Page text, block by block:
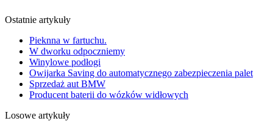
Ostatnie artykuły
Pieknna w fartuchu.
W dworku odpoczniemy
Winylowe podłogi
Owijarka Saving do automatycznego zabezpieczenia palet
Sprzedaż aut BMW
Producent baterii do wózków widłowych
Losowe artykuły